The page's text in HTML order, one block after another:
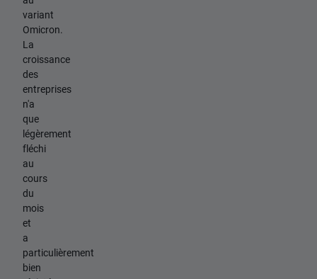
variant
Omicron.
La
croissance
des
entreprises
n'a
que
légèrement
fléchi
au
cours
du
mois
et
a
particulièrement
bien